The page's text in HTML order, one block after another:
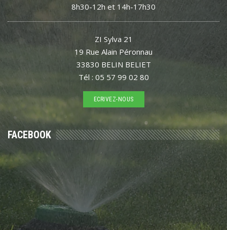
8h30-12h et 14h-17h30
ZI Sylva 21
19 Rue Alain Péronnau
33830 BELIN BELIET
Tél : 05 57 99 02 80
ECRIVEZ-NOUS
FACEBOOK